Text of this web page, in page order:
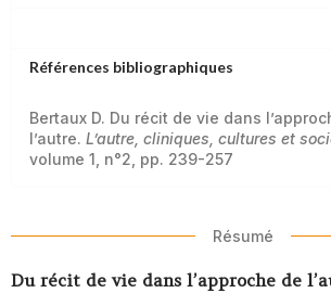
Références bibliographiques
Bertaux D. Du récit de vie dans
l’autre. L’autre, cliniques, cultures et
volume 1, n°2, pp. 239-257
Résumé
Du récit de vie dans l’approche de